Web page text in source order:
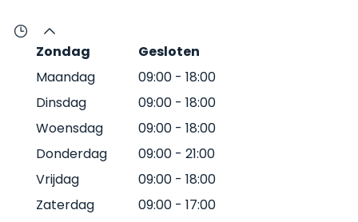
Zondag
Gesloten
Maandag
09:00 - 18:00
Dinsdag
09:00 - 18:00
Woensdag
09:00 - 18:00
Donderdag
09:00 - 21:00
Vrijdag
09:00 - 18:00
Zaterdag
09:00 - 17:00